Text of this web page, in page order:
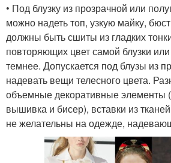
• Под блузку из прозрачной или
можно надеть топ, узкую майку,
должны быть сшиты из гладких
повторяющих цвет самой блузки
темнее. Допускается под блузы из
надевать вещи телесного цвета.
объемные декоративные элементы
вышивка и бисер), вставки из
не желательны на одежде,